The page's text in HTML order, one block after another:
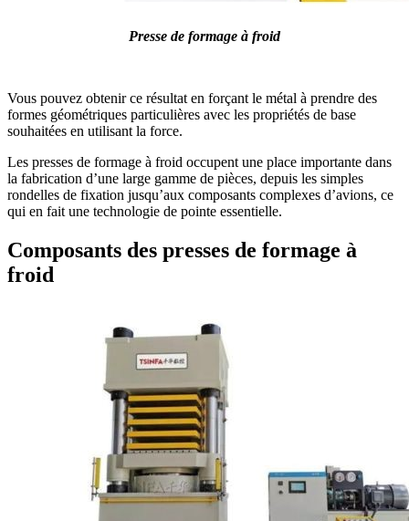
Presse de formage à froid
Vous pouvez obtenir ce résultat en forçant le métal à prendre des
formes géométriques particulières avec les propriétés de base
souhaitées en utilisant la force.
Les presses de formage à froid occupent une place importante dans
la fabrication d’une large gamme de pièces, depuis les simples
rondelles de fixation jusqu’aux composants complexes d’avions, ce
qui en fait une technologie de pointe essentielle.
Composants des presses de formage à
froid